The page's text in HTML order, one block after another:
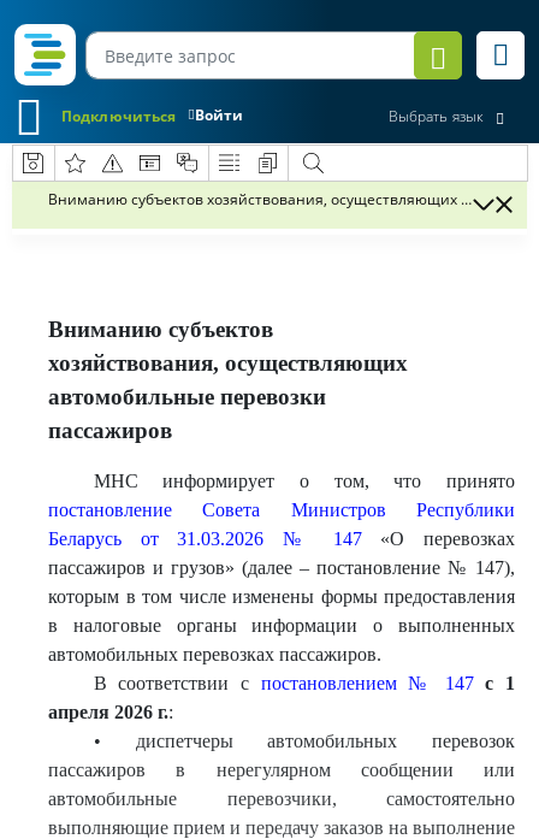
Войти
Подключиться Выбрать язык
Вниманию субъектов хозяйствования, осуществляющих
Вниманию субъектов
хозяйствования, осуществляющих
автомобильные перевозки
пассажиров
МНС информирует о том, что принято
постановление Совета Министров Республики
Беларусь от 31.03.2026 № 147«О перевозках
пассажиров и грузов» (далее – постановление № 147),
которым в том числе изменены формы предоставления
в налоговые органы информации о выполненных
автомобильных перевозках пассажиров.
В соответствии с постановлением № 147 с 1
апреля 2026 г.:
• диспетчеры автомобильных перевозок
пассажиров в нерегулярном сообщении или
автомобильные перевозчики, самостоятельно
выполняющие прием и передачу заказов на выполнение